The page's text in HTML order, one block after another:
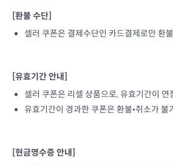
[환불 수단]
셀러 쿠폰은 결제수단인 카드결제로만 환
[유효기간 안내]
셀러 쿠폰은 리셀 상품으로, 유효기간이 연
유효기간이 경과한 쿠폰은 환불•취소가 불
[현금영수증 안내]